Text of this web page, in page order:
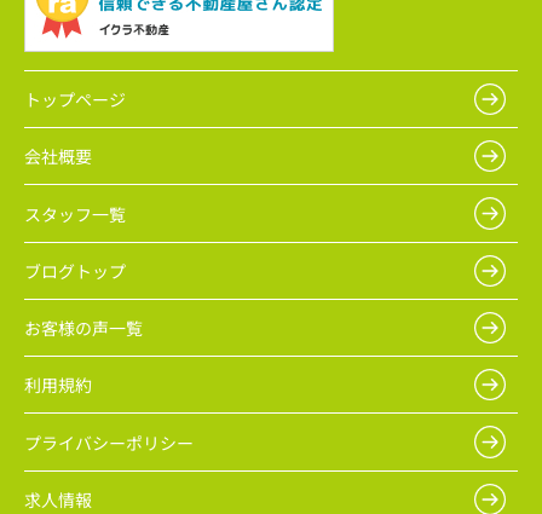
トップページ
会社概要
スタッフ一覧
ブログトップ
お客様の声一覧
利用規約
プライバシーポリシー
求人情報